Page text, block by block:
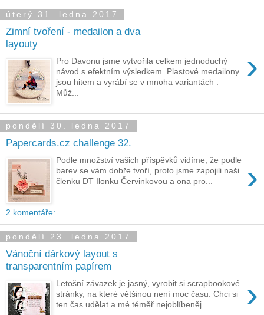
úterý 31. ledna 2017
Zimní tvoření - medailon a dva
layouty
›
Pro Davonu jsme vytvořila celkem jednoduchý
návod s efektním výsledkem. Plastové medailony
jsou hitem a vyrábí se v mnoha variantách .
Můž...
pondělí 30. ledna 2017
Papercards.cz challenge 32.
›
Podle množství vašich příspěvků vidíme, že podle
barev se vám dobře tvoří, proto jsme zapojili naši
členku DT Ilonku Červinkovou a ona pro...
2 komentáře:
pondělí 23. ledna 2017
Vánoční dárkový layout s
transparentním papírem
›
Letošní závazek je jasný, vyrobit si scrapbookové
stránky, na které většinou není moc času. Chci si
ten čas udělat a mé téměř nejoblíbeněj...